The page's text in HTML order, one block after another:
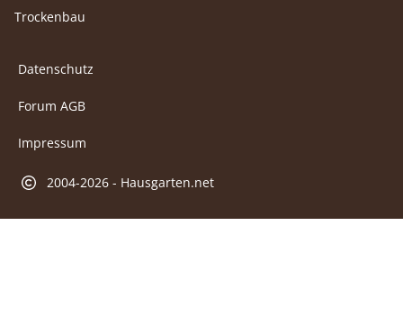
Trockenbau
Datenschutz
Forum AGB
Impressum
2004-2026 - Hausgarten.net